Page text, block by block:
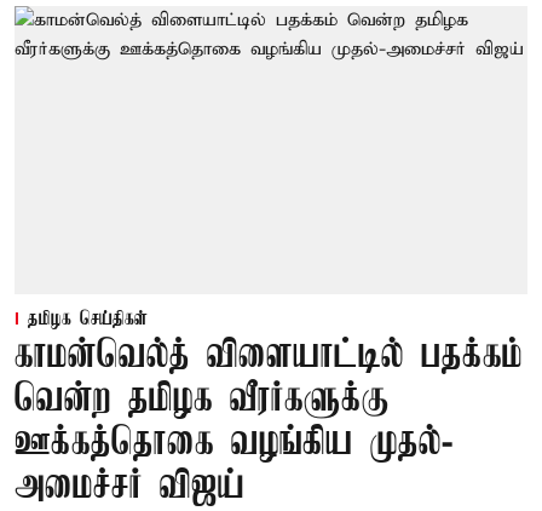
தமிழக செய்திகள்
காமன்வெல்த் விளையாட்டில் பதக்கம்
வென்ற தமிழக வீரர்களுக்கு
ஊக்கத்தொகை வழங்கிய முதல்-
அமைச்சர் விஜய்